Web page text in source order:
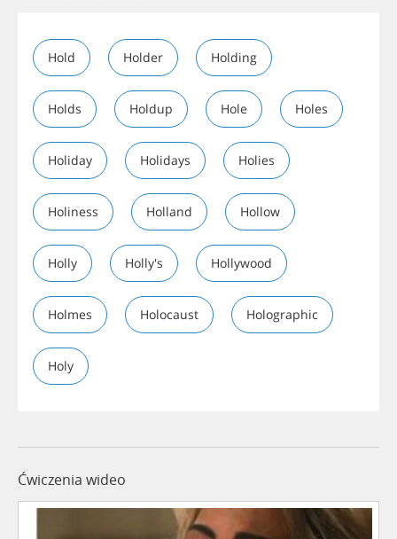
Hold Holder Holding
Holds Holdup Hole Holes
Holiday Holidays Holies
Holiness Holland Hollow
Holly Holly's Hollywood
Holmes Holocaust Holographic
Holy
Ćwiczenia wideo